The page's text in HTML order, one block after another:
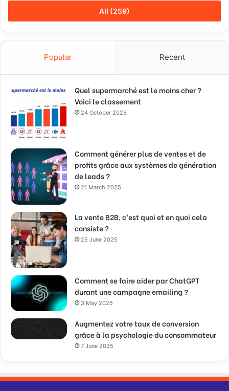
All (259)
Popular Recent
Quel supermarché est le moins cher ?
Voici le classement
24 October 2025
Comment générer plus de ventes et de
profits grâce aux systèmes de génération
de leads ?
21 March 2025
La vente B2B, c’est quoi et en quoi cela
consiste ?
25 June 2025
Comment se faire aider par ChatGPT
durant une campagne emailing ?
3 May 2025
Augmentez votre taux de conversion
grâce à la psychologie du consommateur
7 June 2025